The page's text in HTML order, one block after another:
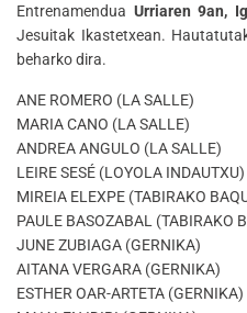
Entrenamendua Urriaren 9an,
Jesuitak Ikastetxean.
beharko dira.
ANE ROMERO (LA SALLE)
MARIA CANO (LA SALLE)
ANDREA ANGULO (LA SALLE)
LEIRE SESÉ (LOYOLA INDAUTXU)
MIREIA ELEXPE (TABIRAKO
PAULE BASOZABAL (TABIRAKO
JUNE ZUBIAGA (GERNIKA)
AITANA VERGARA (GERNIKA)
ESTHER OAR-ARTETA (GERNIKA)